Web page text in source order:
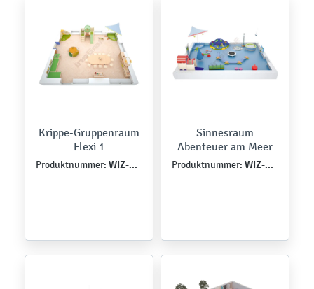
Krippe-Gruppenraum
Flexi 1
Produktnummer: WIZ-ZLO-FL-0001
Sinnesraum
Abenteuer am Meer
Produktnummer: WIZ-PSI-MB-0002